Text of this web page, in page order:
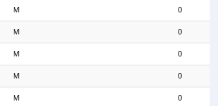
M 0
M 0
M 0
M 0
M 0